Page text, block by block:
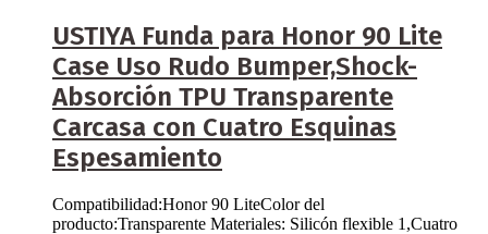
USTIYA Funda para Honor 90 Lite
Case Uso Rudo Bumper,Shock-
Absorción TPU Transparente
Carcasa con Cuatro Esquinas
Espesamiento
Compatibilidad:Honor 90 LiteColor del
producto:Transparente Materiales: Silicón flexible 1,Cuatro